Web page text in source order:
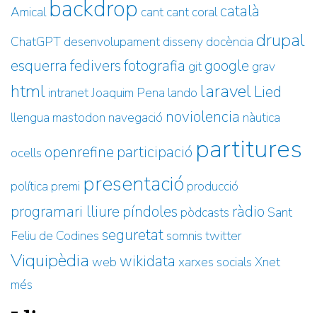
Amical backdrop cant cant coral català
ChatGPT desenvolupament disseny docència drupal
esquerra fediversfotografia git google grav
html intranetJoaquim Pena lando laravel Lied
llengua mastodon navegació noviolencia nàutica
ocells openrefine participació partitures
política premi presentació producció
programari lliure píndoles pòdcasts ràdio Sant
Feliu de Codines seguretat somnis twitter
Viquipèdia web wikidata xarxes socials Xnet
més